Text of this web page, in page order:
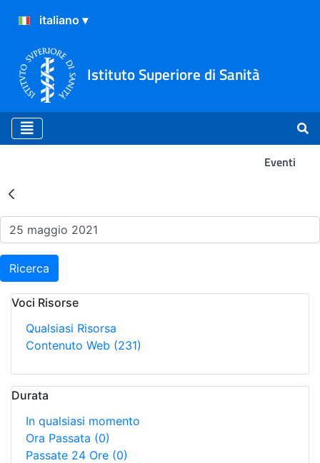
Istituto Superiore di Sanità
Eventi
Risultati della Ricerca -
Ricerca
Voci Risorse
Qualsiasi Risorsa
Contenuto Web (231)
Durata
In qualsiasi momento
Ora Passata (0)
Passate 24 Ore (0)